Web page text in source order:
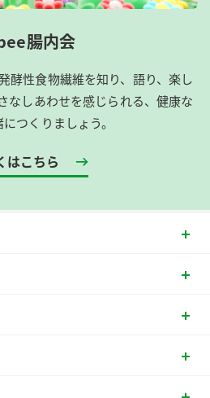
腸内会
酵性食物繊維を知り、語り、楽し
なしあわせを感じられる、健康な
つくりましょう。
はこちら